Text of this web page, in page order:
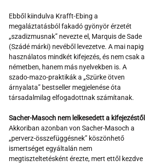
Ebből kiindulva Krafft-Ebing a
megaláztatásból fakadó gyönyör érzetét
„szadizmusnak” nevezte el, Marquis de Sade
(Szádé márki) nevéből levezetve. A mai napig
használatos mindkét kifejezés, és nem csak a
németben, hanem más nyelvekben is. A
szado-mazo-praktikák a „Szürke ötven
árnyalata” bestseller megjelenése óta
társadalmilag elfogadottnak számítanak.
Sacher-Masoch nem lelkesedett a kifejezéstől
Akkoriban azonban von Sacher-Masoch a
„perverz-összefüggésnek” köszönhető
ismertséget egyáltalán nem
megtiszteltetésként érezte, mert ettől kezdve